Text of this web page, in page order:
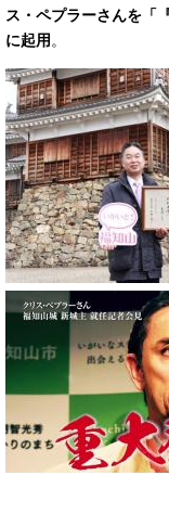
ス・ペプラーさんを「
に起用 。